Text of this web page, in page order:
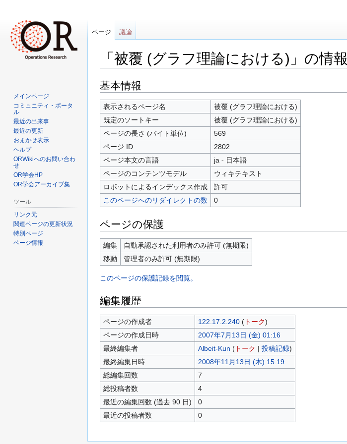
「被覆 (グラフ理論における)」の情報
ナ
ビ
ゲ
ー
シ
ョ
ン
に
移
動
検
索
に
移
動
基本情報
表示されるページ名
被覆 (グラフ理論における)
既定のソートキー
被覆 (グラフ理論における)
ページの長さ (バイト単位)
569
ページ ID
2802
ページ本文の言語
ja - 日本語
ページのコンテンツモデル
ウィキテキスト
ロボットによるインデックス作成
許可
このページへのリダイレクトの数
0
ページの保護
編集
自動承認された利用者のみ許可 (無期限)
移動
管理者のみ許可 (無期限)
このページの保護記録を閲覧。
編集履歴
ページの作成者 122.17.2.240 (トーク)
ページの作成日時
2007年7月13日 (金) 01:16
最終編集者
Albeit-Kun (トーク | 投稿記録)
最終編集日時
2008年11月13日 (木) 15:19
総編集回数
7
総投稿者数
4
最近の編集回数 (過去 90 日)
0
最近の投稿者数
0
ページ 議論
メインページ
コミュニティ・ポータ
ル
最近の出来事
最近の更新
おまかせ表示
ヘルプ
ORWikiへのお問い合わ
せ
OR学会HP
OR学会アーカイブ集
ツール
リンク元
関連ページの更新状況
特別ページ
ページ情報